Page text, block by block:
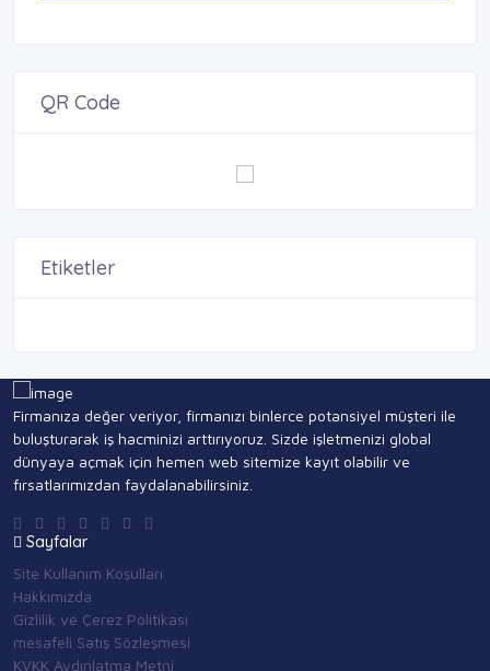
QR Code
Etiketler
Firmanıza değer veriyor, firmanızı binlerce potansiyel müşteri ile
buluşturarak iş hacminizi arttırıyoruz. Sizde işletmenizi global
dünyaya açmak için hemen web sitemize kayıt olabilir ve
fırsatlarımızdan faydalanabilirsiniz.
Sayfalar
Site Kullanım Koşulları
Hakkımızda
Gizlilik ve Çerez Politikası
mesafeli Satış Sözleşmesi
KVKK Aydınlatma Metni